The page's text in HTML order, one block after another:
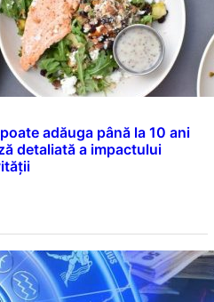
adăuga până la 10 ani
detaliată a impactului